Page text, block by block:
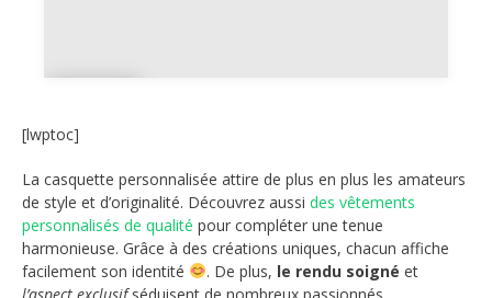
[lwptoc]
La casquette personnalisée attire de plus en plus les amateurs
de style et d’originalité. Découvrez aussi des vêtements
personnalisés de qualité pour compléter une tenue
harmonieuse. Grâce à des créations uniques, chacun affiche
facilement son identité
. De plus, le rendu soigné et